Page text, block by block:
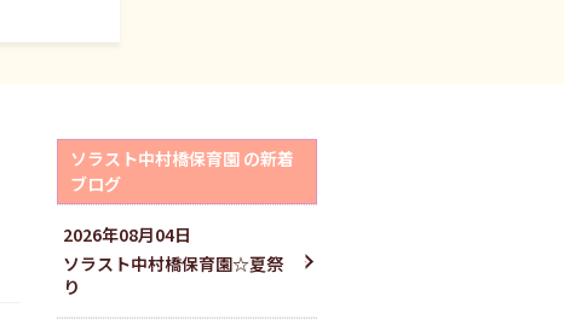
ソラスト中村橋保育園 の新着
ブログ
2026年08月04日
ソラスト中村橋保育園☆夏祭
り